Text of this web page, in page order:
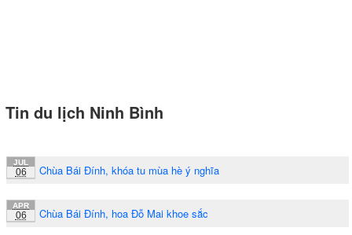
Tin du lịch Ninh Bình
JUL
06 Chùa Bái Đính, khóa tu mùa hè ý nghĩa
APR
06 Chùa Bái Đính, hoa Đỗ Mai khoe sắc